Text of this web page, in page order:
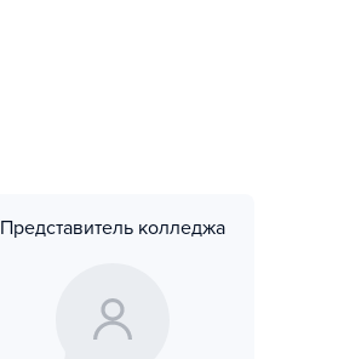
Представитель колледжа